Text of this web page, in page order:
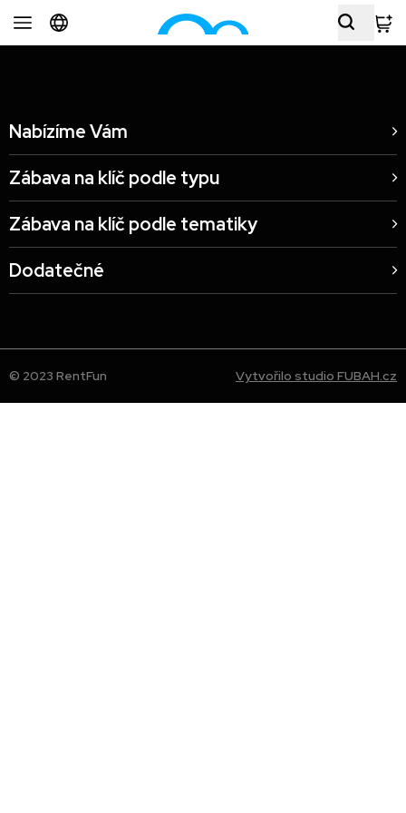
Nabízíme Vám
Zábava na klíč podle typu
Zábava na klíč podle tematiky
Dodatečné
© 2023 RentFun Vytvořilo studio FUBAH.cz